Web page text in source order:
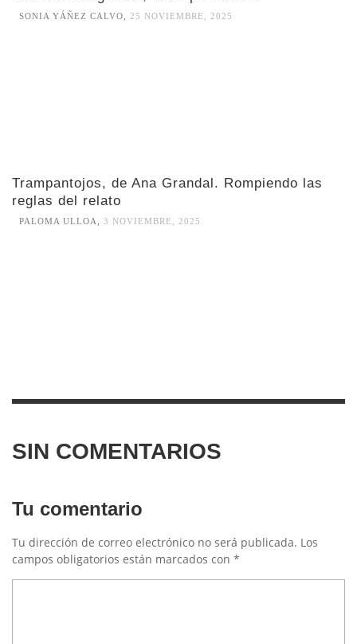
SONIA YÁÑEZ CALVO, 25 NOVIEMBRE, 2025
Trampantojos, de Ana Grandal. Rompiendo las
reglas del relato
PALOMA ULLOA 3 NOVIEMBRE, 2025
SIN COMENTARIOS
Tu comentario
Tu dirección de correo electrónico no será publicada. Los
campos obligatorios están marcados con *